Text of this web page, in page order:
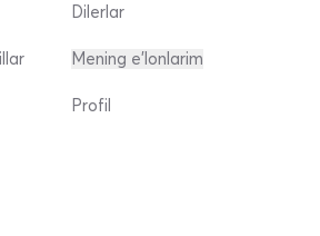
Dilerlar
Mening e'lonlarim
Profil